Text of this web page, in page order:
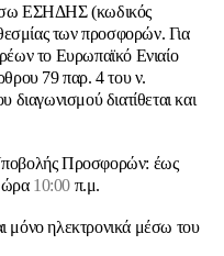
ΕΣΗΔΗΣ (κωδικός
των προσφορών. Για
το Ευρωπαϊκό Ενιαίο
79 παρ. 4 του ν.
διατίθεται και
Προσφορών: έως
ώρα 10:00 π.μ.
μόνο ηλεκτρονικά μέσω του